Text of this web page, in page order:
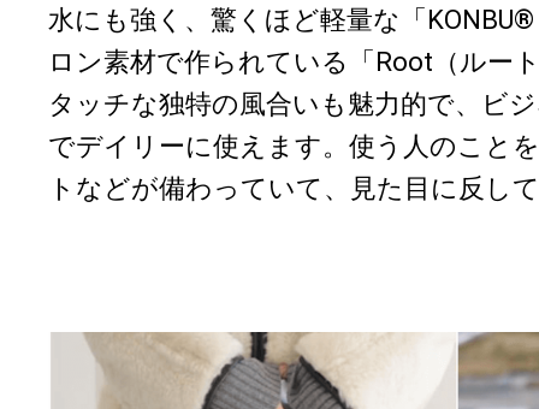
水にも強く、驚くほど軽量な「
ロン素材で作られている「Root（ルー
タッチな独特の風合いも魅力的で、ビ
でデイリーに使えます。使う人のこと
トなどが備わっていて、見た目に反し